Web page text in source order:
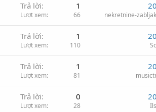
Trả lời 1
Lượt xem 66 nekretnine-
Trả lời 1
Lượt xem 110
Trả lời 1
Lượt xem 81
Trả lời 0
Lượt xem 28